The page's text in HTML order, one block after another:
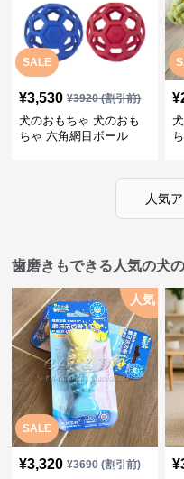
SALE
¥3,530 ¥3920(割引前)
犬のおもちゃ 犬のおも
ちゃ 六角網目ボール
¥
人気
歯磨きもできる人気の犬
SALE
人気
¥3,320 ¥3690(割引前) ¥